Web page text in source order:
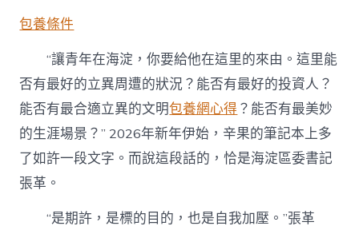
包養條件
“讓青年在海淀，你要給他在這里的來由。這里能
否有最好的立異周遭的狀況？能否有最好的投資人？
能否有最合適立異的文明包養網心得 ？能否有最美妙
的生涯場景？” 2026年新年伊始，辛果的筆記本上多
了如許一段文字。而說這段話的，恰是海淀區委書記
張革。
“是期許，是標的目的，也是自我加壓。”張革